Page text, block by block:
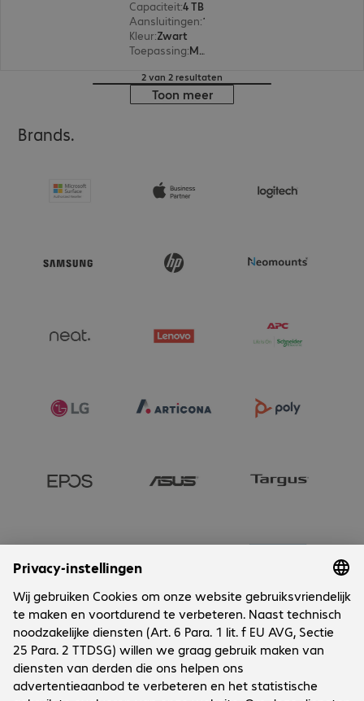
Capaciteit:4 TB
Aansluitingen:
Kleur:Zwart
Toepassing: Mobiel
2 van 2 resultaten
Toon meer
Brands.
Onderneming